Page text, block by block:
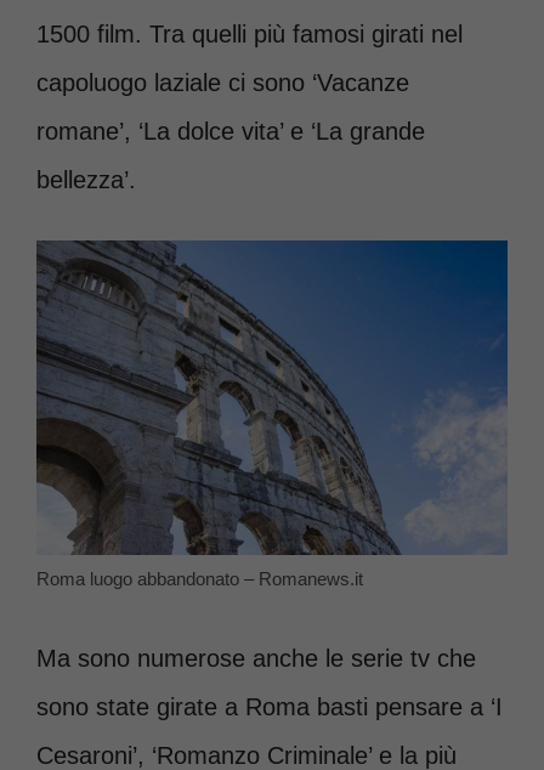
1500 film. Tra quelli più famosi girati nel
capoluogo laziale ci sono ‘Vacanze
romane’, ‘La dolce vita’ e ‘La grande
bellezza’.
Roma luogo abbandonato – Romanews.it
Ma sono numerose anche le serie tv che
sono state girate a Roma basti pensare a ‘I
Cesaroni’, ‘Romanzo Criminale’ e la più